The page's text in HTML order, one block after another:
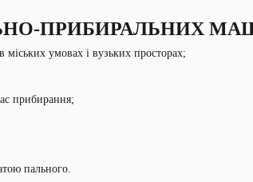
ПРИБИРАЛЬНИХ
умовах і вузьких просторах;
прибирання;
пального.